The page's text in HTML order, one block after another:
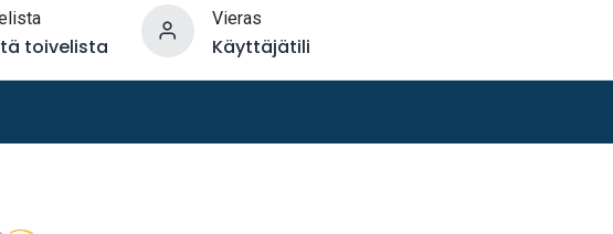
toivelista
Vieras
Käyttäjätili